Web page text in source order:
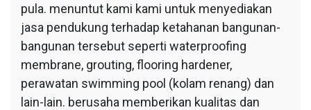
pula. menuntut kami kami untuk menyediakan
jasa pendukung terhadap ketahanan bangunan-
bangunan tersebut seperti waterproofing
membrane, grouting, flooring hardener,
perawatan swimming pool (kolam renang) dan
lain-lain. berusaha memberikan kualitas dan